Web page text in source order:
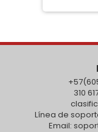
310
Línea de
Email: